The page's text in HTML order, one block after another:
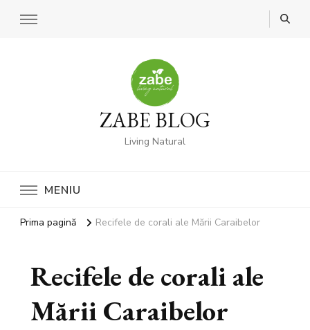
ZABE BLOG
Living Natural
MENIU
Prima pagină Recifele de corali ale Mării Caraibelor
Recifele de corali ale
Mării Caraibelor